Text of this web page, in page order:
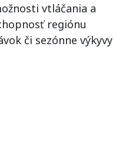
vtláčania a
regiónu
či sezónne výkyvy